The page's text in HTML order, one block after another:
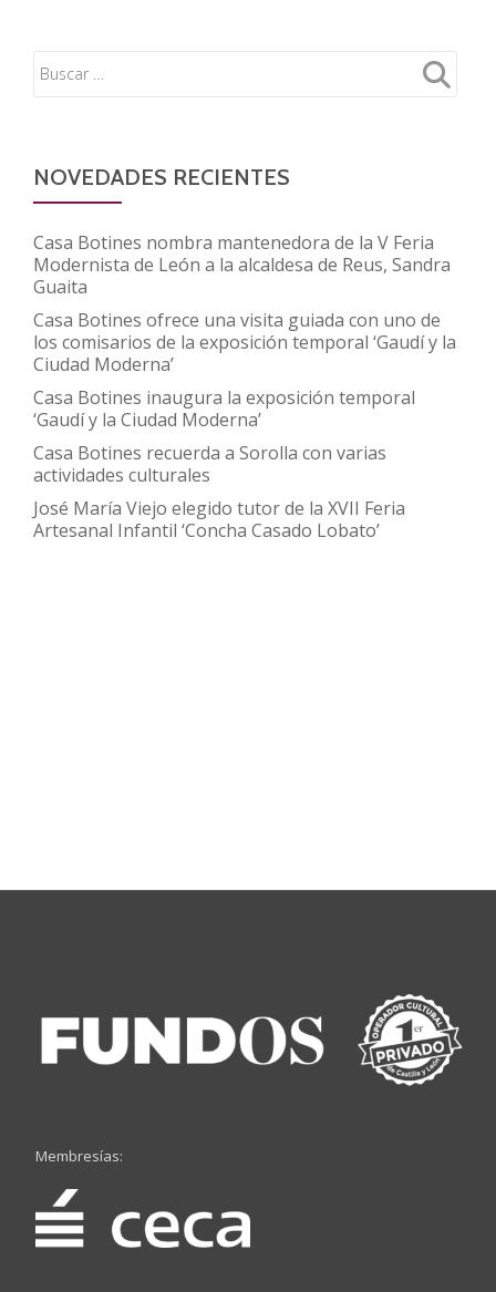
Asociación
de
(Presea)
se
en
el
Campus
Fundación
Ibercaja
NOVEDADES RECIENTES
Casa Botines nombra mantenedora de la V Feria
Modernista de León a la alcaldesa de Reus, Sandra
Guaita
Casa Botines ofrece una visita guiada con uno de
los comisarios de la exposición temporal ‘Gaudí y la
Ciudad Moderna’
Casa Botines inaugura la exposición temporal
‘Gaudí y la Ciudad Moderna’
Casa Botines recuerda a Sorolla con varias
actividades culturales
José María Viejo elegido tutor de la XVII Feria
Artesanal Infantil ‘Concha Casado Lobato’
Membresías: